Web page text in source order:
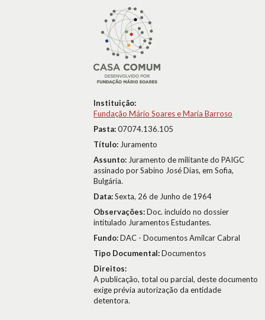
Instituição:
Fundação Mário Soares e Maria Barroso
Pasta:07074.136.105
Título: Juramento
Assunto: Juramento de militante do PAIGC
assinado por Sabino José Dias, em Sofia,
Bulgária.
Data:Sexta, 26 de Junho de 1964
Observações:Doc. incluído no dossier
intitulado Juramentos Estudantes.
Fundo:DAC - Documentos Amílcar Cabral
Tipo Documental:Documentos
Direitos:
A publicação, total ou parcial, deste documento
exige prévia autorização da entidade
detentora.